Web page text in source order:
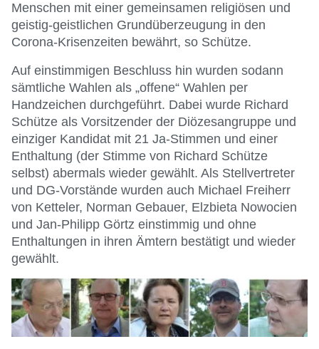
Menschen mit einer gemeinsamen religiösen und
geistig-geistlichen Grundüberzeugung in den
Corona-Krisenzeiten bewährt, so Schütze.
Auf einstimmigen Beschluss hin wurden sodann
sämtliche Wahlen als „offene“ Wahlen per
Handzeichen durchgeführt. Dabei wurde Richard
Schütze als Vorsitzender der Diözesangruppe und
einziger Kandidat mit 21 Ja-Stimmen und einer
Enthaltung (der Stimme von Richard Schütze
selbst) abermals wieder gewählt. Als Stellvertreter
und DG-Vorstände wurden auch Michael Freiherr
von Ketteler, Norman Gebauer, Elzbieta Nowocien
und Jan-Philipp Görtz einstimmig und ohne
Enthaltungen in ihren Ämtern bestätigt und wieder
gewählt.